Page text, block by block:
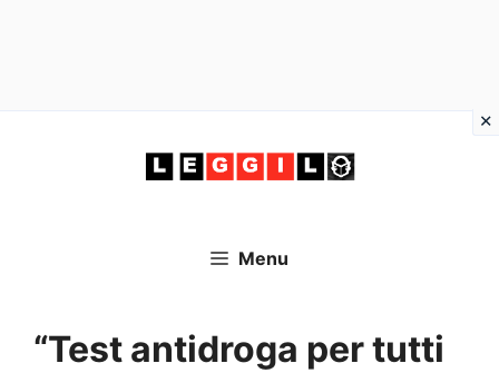
Menu
“Test antidroga per tutti